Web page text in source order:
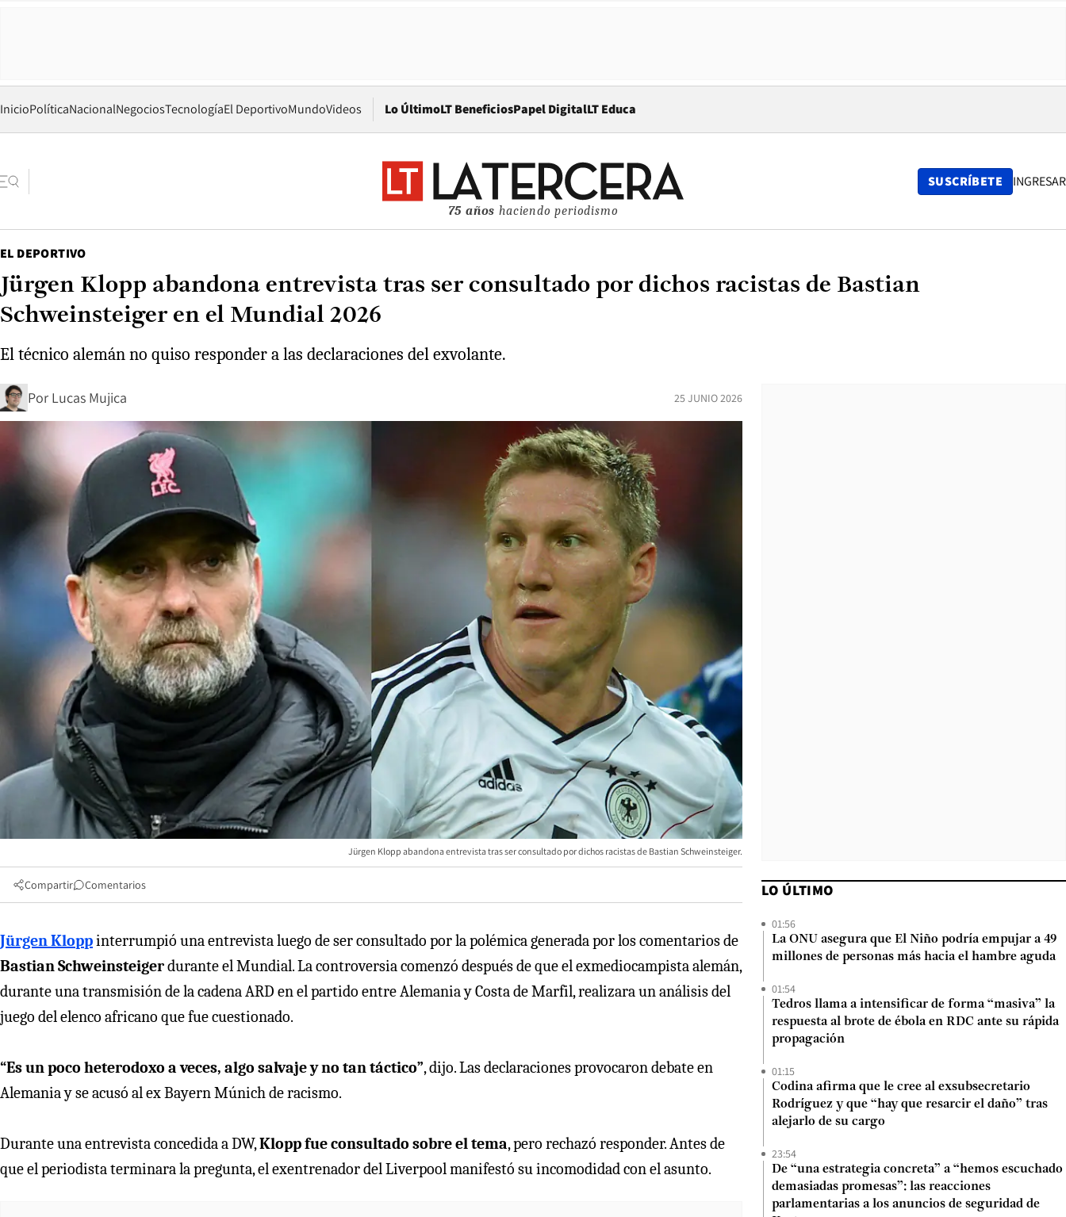
InicioPolíticaNacionalNegociosTecnologíaEl DeportivoMundoVideos Lo ÚltimoLT BeneficiosPapel DigitalOpens in new window
LT Educa
75 años haciendo periodismo
SUSCRÍBETE INGRESAR
EL DEPORTIVO
Jürgen Klopp abandona entrevista tras ser consultado por dichos racistas de Bastian
Schweinsteiger en el Mundial 2026
El técnico alemán no quiso responder a las declaraciones del exvolante.
Por Lucas Mujica 25 JUNIO 2026
Jürgen Klopp abandona entrevista tras ser consultado por dichos racistas de Bastian Schweinsteiger.
Compartir Comentarios
Jürgen Kloppinterrumpió una entrevista luego de ser consultado por la polémica generada por los comentarios de
Bastian Schweinsteigerdurante el Mundial. La controversia comenzó después de que el exmediocampista alemán,
durante una transmisión de la cadena ARD en el partido entre Alemania y Costa de Marfil, realizara un análisis del
juego del elenco africano que fue cuestionado.
“Es un poco heterodoxo a veces, algo salvaje y no tan táctico”, dijo. Las declaraciones provocaron debate en
Alemania y se acusó al ex Bayern Múnich de racismo.
Durante una entrevista concedida a DW,Klopp fue consultado sobre el tema, pero rechazó responder. Antes de
que el periodista terminara la pregunta, el exentrenador del Liverpool manifestó su incomodidad con el asunto.
LO ÚLTIMO
01:56
La ONU asegura que El Niño podría empujar a 49
millones de personas más hacia el hambre aguda
01:54
Tedros llama a intensificar de forma “masiva” la
respuesta al brote de ébola en RDC ante su rápida
propagación
01:15
Codina afirma que le cree al exsubsecretario
Rodríguez y que “hay que resarcir el daño” tras
alejarlo de su cargo
23:54
De “una estrategia concreta” a “hemos escuchado
demasiadas promesas”: las reacciones
parlamentarias a los anuncios de seguridad de